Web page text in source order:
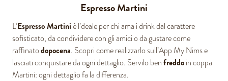
Espresso Martini
L’Espresso Martiniè l’deale per chi ama i drink dal carattere
sofisticato, da condividere con gli amici o da gustare come
raffinatodopocena. Scopri come realizzarlo sull’App My Nims e
lasciati conquistare da ogni dettaglio. Servilo benfreddoin coppa
Martini: ogni dettaglio fa la differenza.